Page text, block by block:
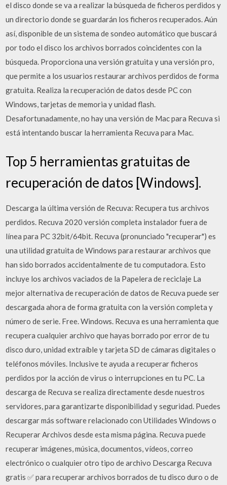
el disco donde se va a realizar la búsqueda de ficheros perdidos y
un directorio donde se guardarán los ficheros recuperados. Aún
así, disponible de un sistema de sondeo automático que buscará
por todo el disco los archivos borrados coincidentes con la
búsqueda. Proporciona una versión gratuita y una versión pro,
que permite a los usuarios restaurar archivos perdidos de forma
gratuita. Realiza la recuperación de datos desde PC con
Windows, tarjetas de memoria y unidad flash.
Desafortunadamente, no hay una versión de Mac para Recuva si
está intentando buscar la herramienta Recuva para Mac.
Top 5 herramientas gratuitas de
recuperación de datos [Windows].
Descarga la última versión de Recuva: Recupera tus archivos
perdidos. Recuva 2020 versión completa instalador fuera de
línea para PC 32bit/64bit. Recuva (pronunciado "recuperar") es
una utilidad gratuita de Windows para restaurar archivos que
han sido borrados accidentalmente de tu computadora. Esto
incluye los archivos vaciados de la Papelera de reciclaje La
mejor alternativa de recuperación de datos de Recuva puede ser
descargada ahora de forma gratuita con la versión completa y
número de serie. Free. Windows. Recuva es una herramienta que
recupera cualquier archivo que hayas borrado por error de tu
disco duro, unidad extraíble y tarjeta SD de cámaras digitales o
teléfonos móviles. Inclusive te ayuda a recuperar ficheros
perdidos por la acción de virus o interrupciones en tu PC. La
descarga de Recuva se realiza directamente desde nuestros
servidores, para garantizarte disponibilidad y seguridad. Puedes
descargar más software relacionado con Utilidades Windows o
Recuperar Archivos desde esta misma página. Recuva puede
recuperar imágenes, música, documentos, vídeos, correo
electrónico o cualquier otro tipo de archivo Descarga Recuva
gratis ✅ para recuperar archivos borrados de tu disco duro o de